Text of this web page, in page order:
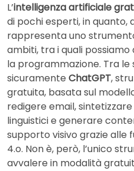
L’intelligenza artificiale
di pochi esperti, in quanto,
rappresenta uno
ambiti, tra i quali
la programmazione. Tra le
sicuramente ChatGPT,
gratuita, basata sul
redigere email,
linguistici e generare
supporto visivo grazie alle
4.o. Non è, però, l’unico
avvalere in modalità